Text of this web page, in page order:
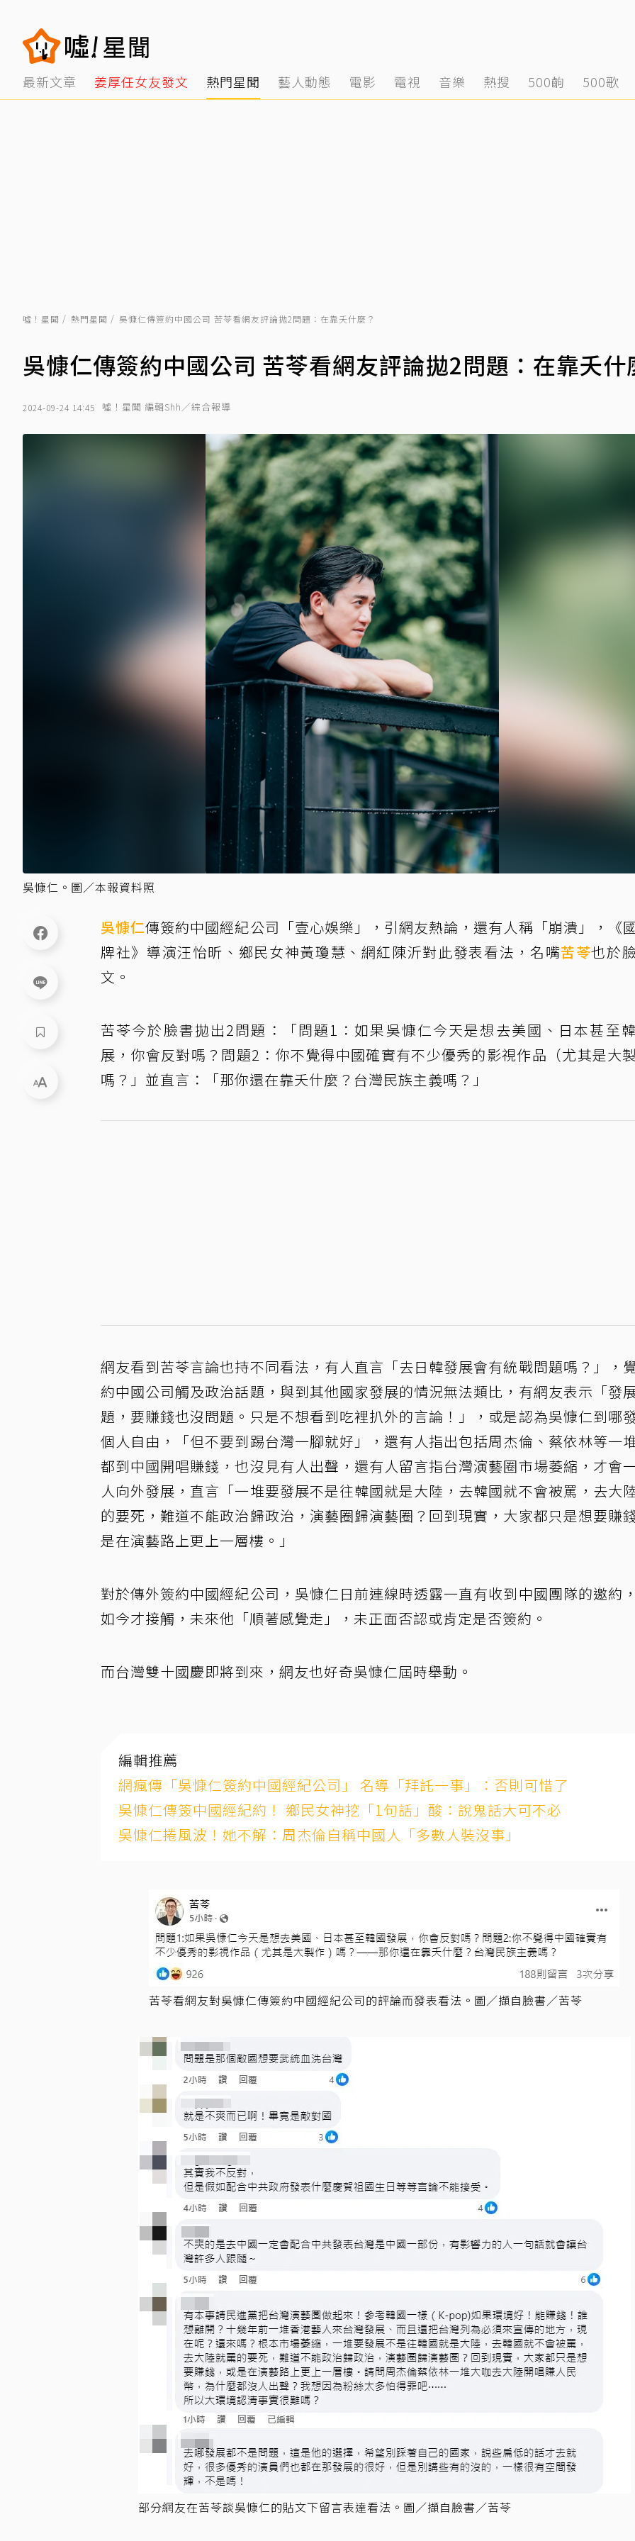
最新文章 姜厚任女友發文 熱門星聞 藝人動態 電影 電視 音樂 熱搜 500齣 500歌
噓！星聞 熱門星聞 吳慷仁傳簽約中國公司 苦苓看網友評論拋2問題：在靠夭什麼？
吳慷仁傳簽約中國公司 苦苓看網友評論拋2問題：在靠夭什
2024-09-24 14:45 噓！星聞 編輯Shh／綜合報導
吳慷仁。圖／本報資料照
吳慷仁傳簽約中國經紀公司「壹心娛樂」，引網友熱論，還有人稱「崩潰」，《
牌社》導演汪怡昕、鄉民女神黃瓊慧、網紅陳沂對此發表看法，名嘴苦苓也於
文。
苦苓今於臉書拋出2問題：「問題1：如果吳慷仁今天是想去美國、日本甚至
展，你會反對嗎？問題2：你不覺得中國確實有不少優秀的影視作品（尤其是大
嗎？」並直言：「那你還在靠夭什麼？台灣民族主義嗎？」
網友看到苦苓言論也持不同看法，有人直言「去日韓發展會有統戰問題嗎？」，
約中國公司觸及政治話題，與到其他國家發展的情況無法類比，有網友表示「發
題，要賺錢也沒問題。只是不想看到吃裡扒外的言論！」，或是認為吳慷仁到哪
個人自由，「但不要到踢台灣一腳就好」，還有人指出包括周杰倫、蔡依林等一
都到中國開唱賺錢，也沒見有人出聲，還有人留言指台灣演藝圈市場萎縮，才會
人向外發展，直言「一堆要發展不是往韓國就是大陸，去韓國就不會被罵，去大
的要死，難道不能政治歸政治，演藝圈歸演藝圈？回到現實，大家都只是想要賺
是在演藝路上更上一層樓。」
對於傳外簽約中國經紀公司，吳慷仁日前連線時透露一直有收到中國團隊的邀約
如今才接觸，未來他「順著感覺走」，未正面否認或肯定是否簽約。
而台灣雙十國慶即將到來，網友也好奇吳慷仁屆時舉動。
編輯推薦
網瘋傳「吳慷仁簽約中國經紀公司」 名導「拜託一事」：否則可惜了
吳慷仁傳簽中國經紀約！ 鄉民女神挖「1句話」酸：說鬼話大可不必
吳慷仁捲風波！她不解：周杰倫自稱中國人「多數人裝沒事」
苦苓看網友對吳慷仁傳簽約中國經紀公司的評論而發表看法。圖／擷自臉書／苦苓
部分網友在苦苓談吳慷仁的貼文下留言表達看法。圖／擷自臉書／苦苓